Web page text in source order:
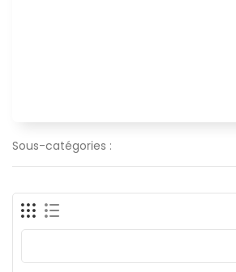
Sous-catégories :